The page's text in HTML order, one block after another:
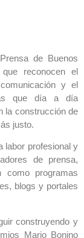
de Buenos
reconocen el
y el
que día a día
la construcción de
justo.
labor profesional y
de prensa,
como programas
blogs y portales
construyendo y
Mario Bonino